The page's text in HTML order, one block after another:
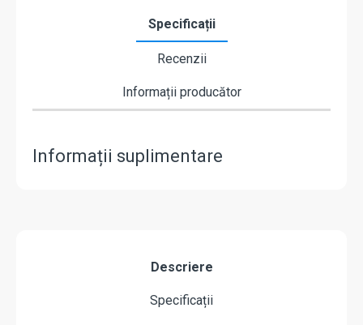
Specificații
Recenzii
Informații producător
Informații suplimentare
Descriere
Specificații